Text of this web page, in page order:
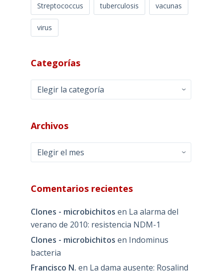
Streptococcus tuberculosis vacunas
virus
Categorías
Categorías
Archivos
Archivos
Comentarios recientes
Clones - microbichitos en La alarma del
verano de 2010: resistencia NDM-1
Clones - microbichitos en Indominus
bacteria
Francisco N. en La dama ausente: Rosalind